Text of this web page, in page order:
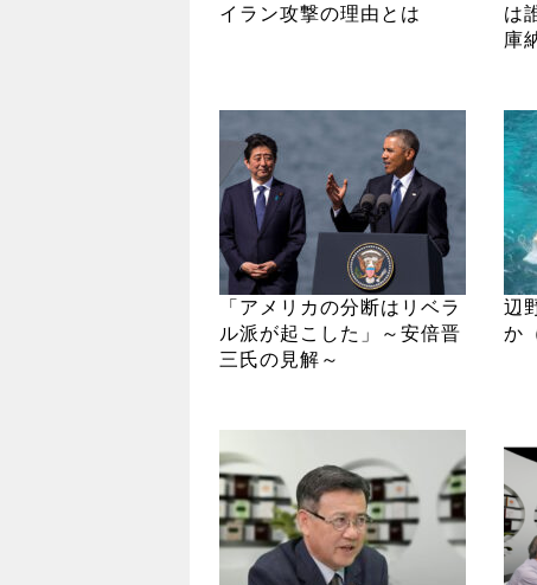
イラン攻撃の理由とは
は
庫
「アメリカの分断はリベラ
ル派が起こした」～安倍晋
三氏の見解～
辺
か